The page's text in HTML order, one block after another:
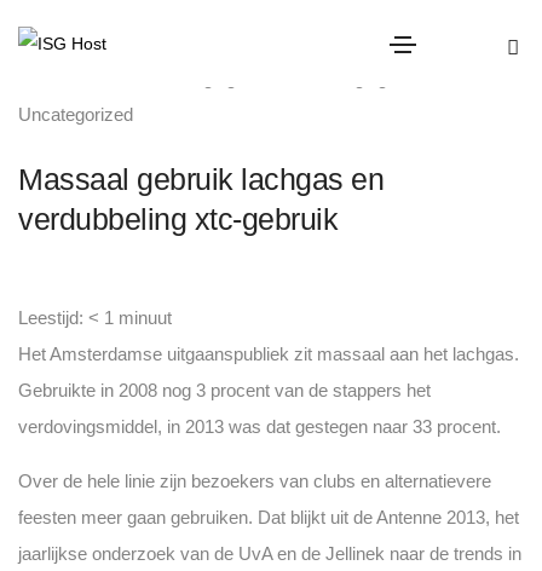
Uncategorized
Massaal gebruik lachgas en
verdubbeling xtc-gebruik
Leestijd: < 1 minuut
Het Amsterdamse uitgaanspubliek zit massaal aan het lachgas.
Gebruikte in 2008 nog 3 procent van de stappers het
verdovingsmiddel, in 2013 was dat gestegen naar 33 procent.
Over de hele linie zijn bezoekers van clubs en alternatievere
feesten meer gaan gebruiken. Dat blijkt uit de Antenne 2013, het
jaarlijkse onderzoek van de UvA en de Jellinek naar de trends in